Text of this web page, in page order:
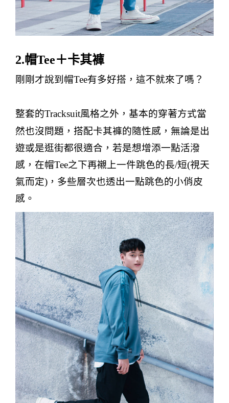
2.帽Tee＋卡其褲
剛剛才說到帽Tee有多好搭，這不就來了嗎？
整套的Tracksuit風格之外，基本的穿著方式當
然也沒問題，搭配卡其褲的隨性感，無論是出
遊或是逛街都很適合，若是想增添一點活潑
感，在帽Tee之下再襯上一件跳色的長/短(視天
氣而定) ，多些層次也透出一點跳色的小俏皮
感。